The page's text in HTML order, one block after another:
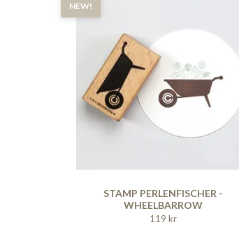
NEW!
STAMP PERLENFISCHER -
WHEELBARROW
119 kr